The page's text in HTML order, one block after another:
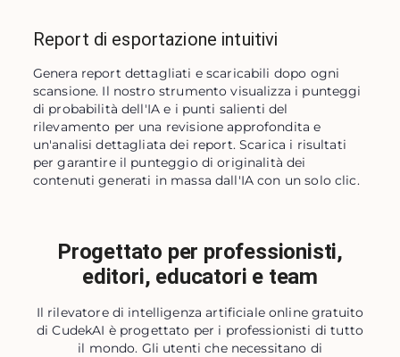
Report di esportazione intuitivi
Genera report dettagliati e scaricabili dopo ogni
scansione. Il nostro strumento visualizza i punteggi
di probabilità dell'IA e i punti salienti del
rilevamento per una revisione approfondita e
un'analisi dettagliata dei report. Scarica i risultati
per garantire il punteggio di originalità dei
contenuti generati in massa dall'IA con un solo clic.
Progettato per professionisti,
editori, educatori e team
Il rilevatore di intelligenza artificiale online gratuito
di CudekAI è progettato per i professionisti di tutto
il mondo. Gli utenti che necessitano di